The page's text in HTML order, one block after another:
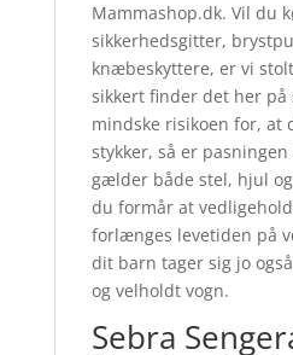
Mammashop.dk. Vil du
sikkerhedsgitter,
knæbeskyttere, er vi
sikkert finder det her på
mindske risikoen for, at
stykker, så er
gælder både stel, hjul
du formår at
forlænges levetiden på
dit barn tager sig jo
og velholdt vogn.
Sebra